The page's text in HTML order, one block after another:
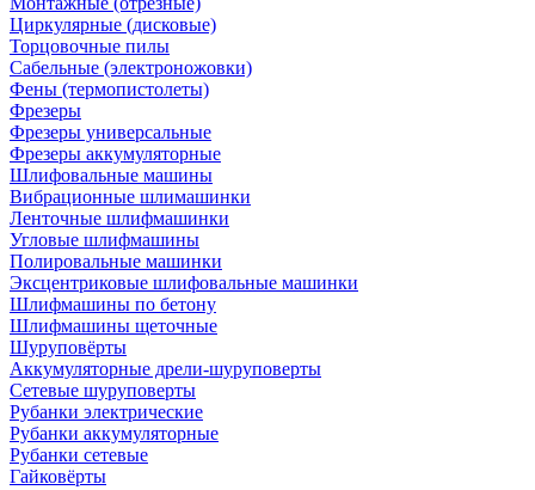
Циркулярные (дисковые)
Торцовочные пилы
Сабельные (электроножовки)
Фены (термопистолеты)
Фрезеры
Фрезеры универсальные
Фрезеры аккумуляторные
Шлифовальные машины
Вибрационные шлимашинки
Ленточные шлифмашинки
Угловые шлифмашины
Полировальные машинки
Эксцентриковые шлифовальные машинки
Шлифмашины по бетону
Шлифмашины щеточные
Шуруповёрты
Аккумуляторные дрели-шуруповерты
Сетевые шуруповерты
Рубанки электрические
Рубанки аккумуляторные
Рубанки сетевые
Гайковёрты